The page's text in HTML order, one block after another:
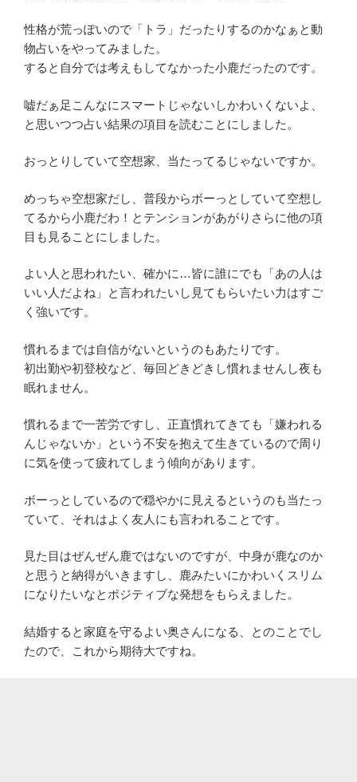
性格が荒っぽいので「トラ」だったりするのかなぁと動
物占いをやってみました。
すると自分では考えもしてなかった小鹿だったのです。
嘘だぁ足こんなにスマートじゃないしかわいくないよ、
と思いつつ占い結果の項目を読むことにしました。
おっとりしていて空想家、当たってるじゃないですか。
めっちゃ空想家だし、普段からボーっとしていて空想し
てるから小鹿だわ！とテンションがあがりさらに他の項
目も見ることにしました。
よい人と思われたい、確かに…皆に誰にでも「あの人は
いい人だよね」と言われたいし見てもらいたい力はすご
く強いです。
慣れるまでは自信がないというのもあたりです。
初出勤や初登校など、毎回どきどきし慣れませんし夜も
眠れません。
慣れるまで一苦労ですし、正直慣れてきても「嫌われる
んじゃないか」という不安を抱えて生きているので周り
に気を使って疲れてしまう傾向があります。
ボーっとしているので穏やかに見えるというのも当たっ
ていて、それはよく友人にも言われることです。
見た目はぜんぜん鹿ではないのですが、中身が鹿なのか
と思うと納得がいきますし、鹿みたいにかわいくスリム
になりたいなとポジティブな発想をもらえました。
結婚すると家庭を守るよい奥さんになる、とのことでし
たので、これから期待大ですね。